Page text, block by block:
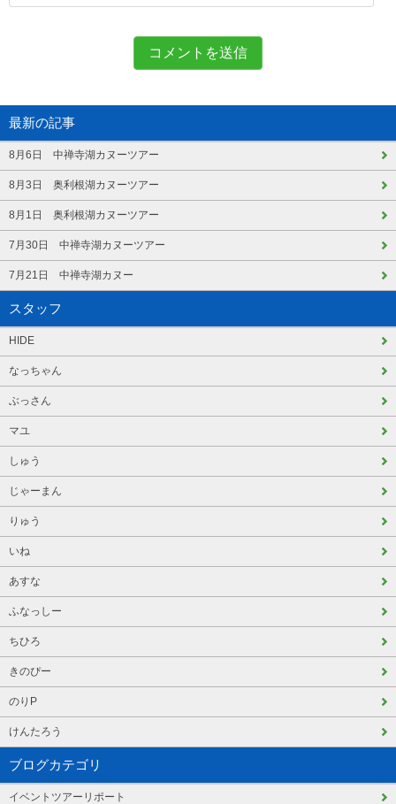
最新の記事
8月6日 中禅寺湖カヌーツアー
8月3日 奥利根湖カヌーツアー
8月1日 奥利根湖カヌーツアー
7月30日 中禅寺湖カヌーツアー
7月21日 中禅寺湖カヌー
スタッフ
HIDE
なっちゃん
ぶっさん
マユ
しゅう
じゃーまん
りゅう
いね
あすな
ふなっしー
ちひろ
きのぴー
のりP
けんたろう
ブログカテゴリ
イベントツアーリポート